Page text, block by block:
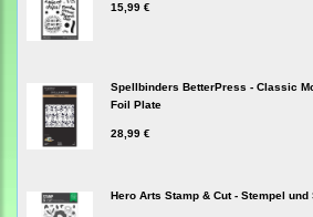
15,99 €
Spellbinders BetterPress - Classic
Foil Plate
28,99 €
Hero Arts Stamp & Cut - Stempel und